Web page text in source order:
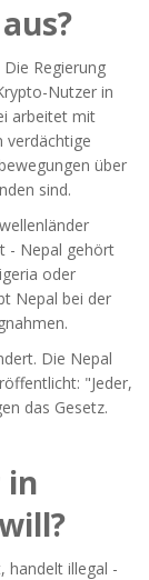
Regierung
Nutzer in
arbeitet mit
verdächtige
über
sind.
- Nepal gehört
oder
Nepal bei der
Die Nepal
"Jeder,
das Gesetz.
in
handelt illegal -